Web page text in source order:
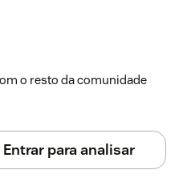
che si sposi al meglio
per la gestione
per ogni cliente.
di custom field del
o resto da comunidade
Entrar para analisar